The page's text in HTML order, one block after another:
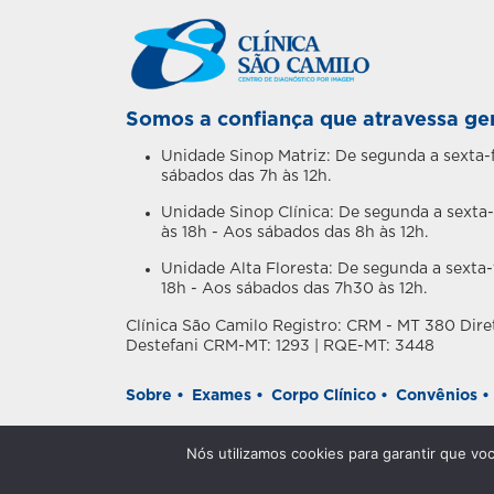
Somos a confiança que atravessa
Unidade Sinop Matriz: De segunda a
sábados das 7h às 12h.
Unidade Sinop Clínica: De segunda a
às 18h - Aos sábados das 8h às 12h.
Unidade Alta Floresta: De segunda a sexta-
18h - Aos sábados das 7h30 às 12h.
Clínica São Camilo Registro: CRM - MT 380
Destefani CRM-MT: 1293 | RQE-MT: 3448
Sobre • Exames • Corpo Clínico • Convênios •
Nós utilizamos cookies para garantir que